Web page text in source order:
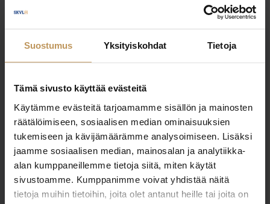
Suostumus Yksityiskohdat Tietoja
Tämä sivusto käyttää evästeitä
Käytämme evästeitä tarjoamamme sisällön ja mainosten
räätälöimiseen, sosiaalisen median ominaisuuksien
tukemiseen ja kävijämäärämme analysoimiseen. Lisäksi
jaamme sosiaalisen median, mainosalan ja analytiikka-
alan kumppaneillemme tietoja siitä, miten käytät
sivustoamme. Kumppanimme voivat yhdistää näitä
tietoja muihin tietoihin, joita olet antanut heille tai joita on
Jätä yhteystietosi, niin otan yhteyttä
Martti Veijo
0500440274
martti.veijo@lansisijoitus.fi